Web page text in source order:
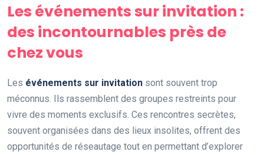
Les événements sur invitation :
des incontournables près de
chez vous
Les événements sur invitation sont souvent trop
méconnus. Ils rassemblent des groupes restreints pour
vivre des moments exclusifs. Ces rencontres secrètes,
souvent organisées dans des lieux insolites, offrent des
opportunités de réseautage tout en permettant d’explorer